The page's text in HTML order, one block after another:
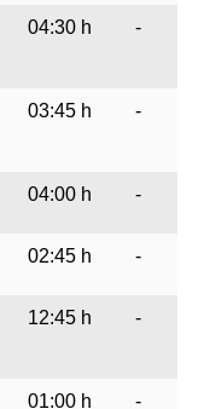
04:30 h -
03:45 h -
04:00 h -
02:45 h -
12:45 h -
01:00 h -